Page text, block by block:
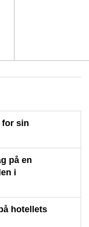
sin
på en
i
hotellets